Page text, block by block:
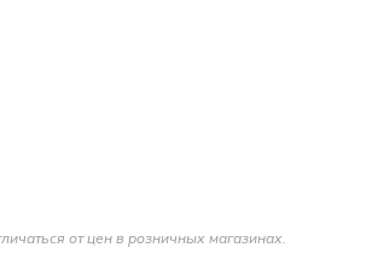
от цен в розничных магазинах.